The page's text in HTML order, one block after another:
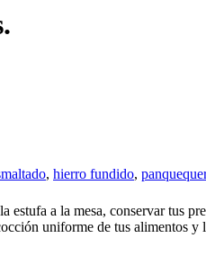
, hierro fundido,
a la mesa, conservar tus
uniforme de tus alimentos y